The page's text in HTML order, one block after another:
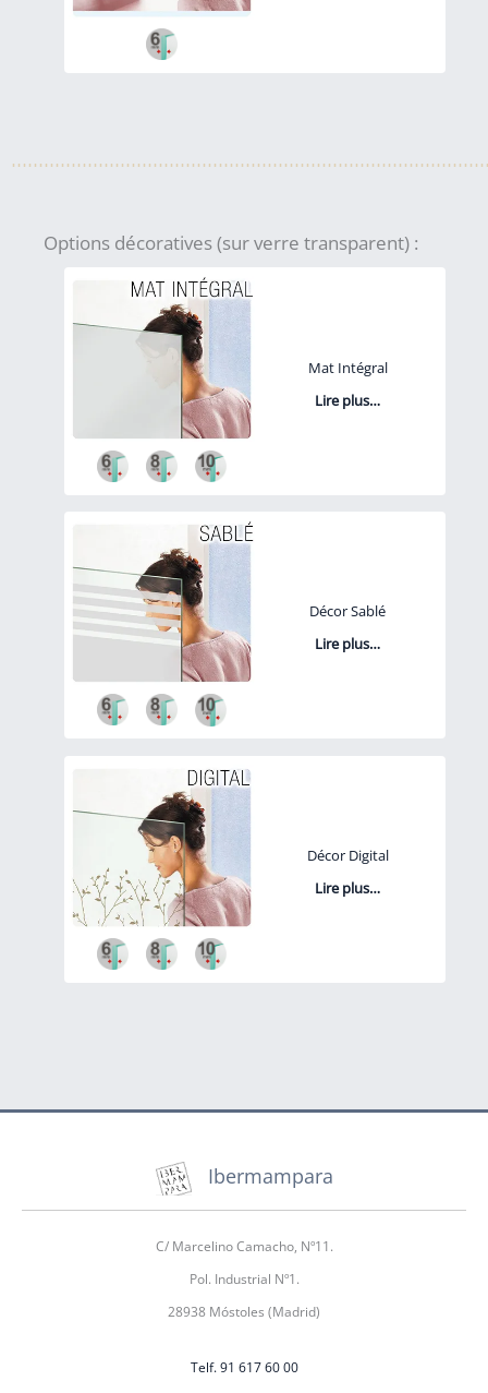
Options décoratives (sur verre transparent) :
Mat Intégral
Lire plus…
Décor Sablé
Lire plus…
Décor Digital
Lire plus…
Ibermampara
C/ Marcelino Camacho, Nº11.
Pol. Industrial Nº1.
28938 Móstoles (Madrid)
Telf. 91 617 60 00